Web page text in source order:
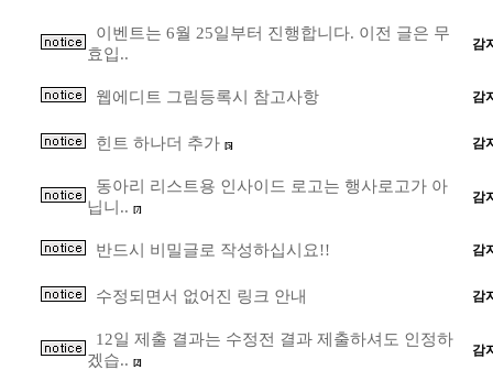
이벤트는 6월 25일부터 진행합니다. 이전 글은 무
효입..
감
웹에디트 그림등록시 참고사항 감
힌트 하나더 추가 [5] 감
동아리 리스트용 인사이드 로고는 행사로고가 아
닙니..
[7]
감
반드시 비밀글로 작성하십시요!! 감
수정되면서 없어진 링크 안내 감
12일 제출 결과는 수정전 결과 제출하셔도 인정하
겠습..
[2]
감